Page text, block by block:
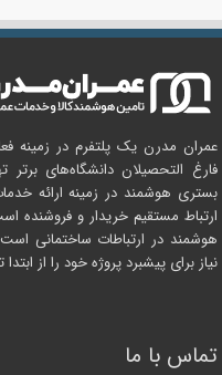
عمران مدرن یک پلتفرم در زمینه
فارغ التحصیلان دانشگاه‌های
بستری هوشمند در زمینه ارائه
ارتباط مستقیم خریدار و فروشنده
هوشمند در ارتباطات ساختمانی
نیاز برای پیشبرد پروژه خود را از ابتدا
تماس با ما